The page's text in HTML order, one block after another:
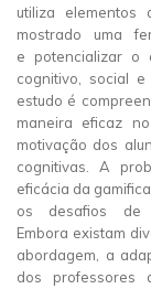
utiliza elementos
mostrado uma
e potencializar o
cognitivo, social
estudo é
maneira eficaz
motivação dos
cognitivas. A
eficácia da
os desafios de
Embora existam
abordagem, a
dos professores